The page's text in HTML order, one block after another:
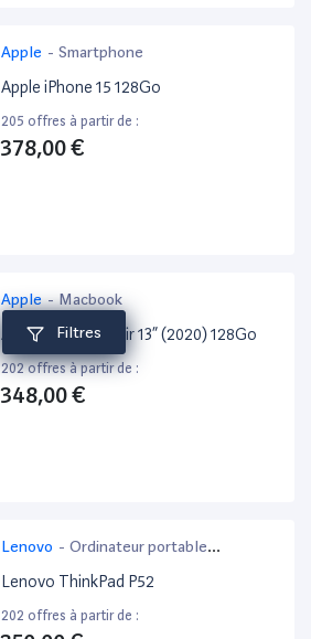
Filtres
Apple - Smartphone
Apple iPhone 15 128Go
205 offres à partir de :
378,00 €
Apple- Macbook
Apple MacBook Air 13” (2020) 128Go
202 offres à partir de :
348,00 €
Lenovo - Ordinateur portable
bureautique
Lenovo ThinkPad P52
202 offres à partir de :